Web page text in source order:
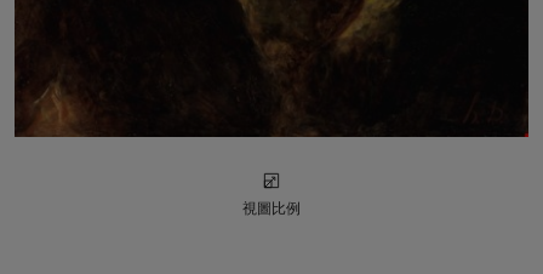
視圖比例